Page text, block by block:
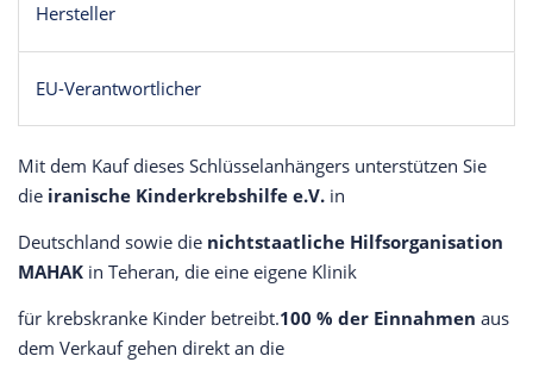
Hersteller
EU-Verantwortlicher
Mit dem Kauf dieses Schlüsselanhängers unterstützen Sie
die iranische Kinderkrebshilfe e.V. in
Deutschland sowie die nichtstaatliche Hilfsorganisation
MAHAK in Teheran, die eine eigene Klinik
für krebskranke Kinder betreibt.100 % der Einnahmen aus
dem Verkauf gehen direkt an die